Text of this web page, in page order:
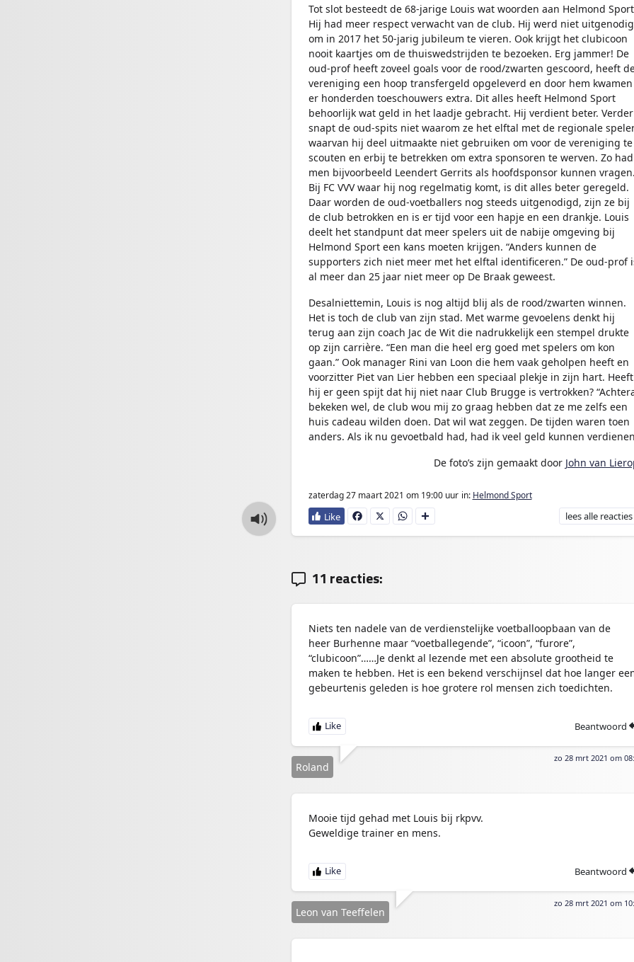
Tot slot besteedt de 68-jarige Louis wat woorden aan Helmond
Hij had meer respect verwacht van de club. Hij werd niet
om in 2017 het 50-jarig jubileum te vieren. Ook krijgt het clubicoon
nooit kaartjes om de thuiswedstrijden te bezoeken. Erg jammer! De
oud-prof heeft zoveel goals voor de rood/zwarten gescoord, heeft
vereniging een hoop transfergeld opgeleverd en door hem kwamen
er honderden toeschouwers extra. Dit alles heeft Helmond Sport
behoorlijk wat geld in het laadje gebracht. Hij verdient beter. Verder
snapt de oud-spits niet waarom ze het elftal met de regionale
waarvan hij deel uitmaakte niet gebruiken om voor de vereniging te
scouten en erbij te betrekken om extra sponsoren te werven. Zo had
men bijvoorbeeld Leendert Gerrits als hoofdsponsor kunnen vragen.
Bij FC VVV waar hij nog regelmatig komt, is dit alles beter geregeld.
Daar worden de oud-voetballers nog steeds uitgenodigd, zijn ze bij
de club betrokken en is er tijd voor een hapje en een drankje. Louis
deelt het standpunt dat meer spelers uit de nabije omgeving bij
Helmond Sport een kans moeten krijgen. “Anders kunnen de
supporters zich niet meer met het elftal identificeren.” De oud-prof
al meer dan 25 jaar niet meer op De Braak geweest.
Desalniettemin, Louis is nog altijd blij als de rood/zwarten winnen.
Het is toch de club van zijn stad. Met warme gevoelens denkt hij
terug aan zijn coach Jac de Wit die nadrukkelijk een stempel drukte
op zijn carrière. “Een man die heel erg goed met spelers om kon
gaan.” Ook manager Rini van Loon die hem vaak geholpen heeft en
voorzitter Piet van Lier hebben een speciaal plekje in zijn hart. Heeft
hij er geen spijt dat hij niet naar Club Brugge is vertrokken?
bekeken wel, de club wou mij zo graag hebben dat ze me zelfs een
huis cadeau wilden doen. Dat wil wat zeggen. De tijden waren toen
anders. Als ik nu gevoetbald had, had ik veel geld kunnen
De foto’s zijn gemaakt door John van
zaterdag 27 maart 2021 om 19:00 uur in: Helmond Sport
Fa
ce
X
W
ha
D
e
leesalle reacties
11 reacties:
Niets ten nadele van de verdienstelijke voetballoopbaan van de
heer Burhenne maar “voetballegende”, “icoon”, “furore”,
“clubicoon”……Je denkt al lezende met een absolute grootheid te
maken te hebben. Het is een bekend verschijnsel dat hoe langer
gebeurtenis geleden is hoe grotere rol mensen zich toedichten.
Beantwoord
zo 28 mrt 2021 om
Roland
Mooie tijd gehad met Louis bij rkpvv.
Geweldige trainer en mens.
Beantwoord
zo 28 mrt 2021 om
Leon van Teeffelen